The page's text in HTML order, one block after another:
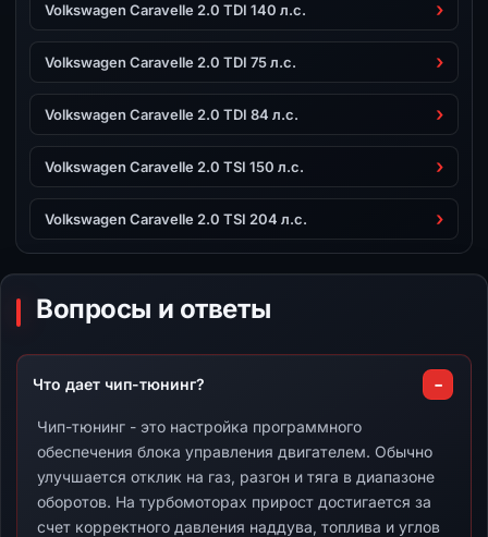
Volkswagen Caravelle 2.0 TDI 140 л.с.
Volkswagen Caravelle 2.0 TDI 75 л.с.
Volkswagen Caravelle 2.0 TDI 84 л.с.
Volkswagen Caravelle 2.0 TSI 150 л.с.
Volkswagen Caravelle 2.0 TSI 204 л.с.
Вопросы и ответы
Что дает чип-тюнинг?
Чип-тюнинг - это настройка программного
обеспечения блока управления двигателем. Обычно
улучшается отклик на газ, разгон и тяга в диапазоне
оборотов. На турбомоторах прирост достигается за
счет корректного давления наддува, топлива и углов